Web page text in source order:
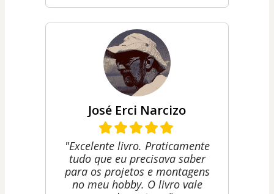
José Erci Narcizo
"Excelente livro. Praticamente
tudo que eu precisava saber
para os projetos e montagens
no meu hobby. O livro vale